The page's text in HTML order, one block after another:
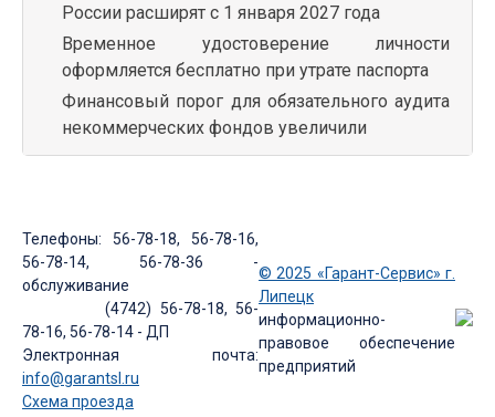
России расширят с 1 января 2027 года
Временное удостоверение личности
оформляется бесплатно при утрате паспорта
Финансовый порог для обязательного аудита
некоммерческих фондов увеличили
Телефоны: 56-78-18, 56-78-16,
56-78-14, 56-78-36 -
обслуживание
(4742) 56-78-18, 56-
78-16, 56-78-14 - ДП
Электронная почта:
info@garantsl.ru
Схема проезда
© 2025 «Гарант-Сервис» г.
Липецк
информационно-
правовое обеспечение
предприятий